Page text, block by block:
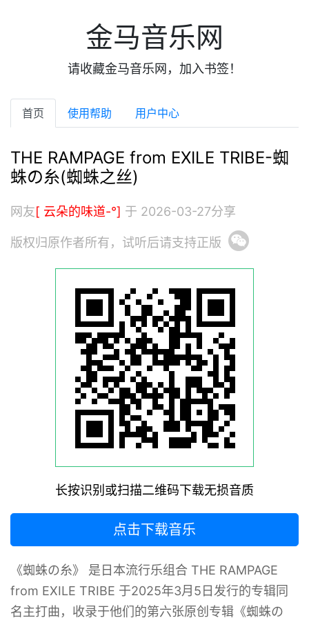
金马音乐网
请收藏金马音乐网，加入书签！
首页 使用帮助 用户中心
THE RAMPAGE from EXILE TRIBE-蜘
蛛の糸(蜘蛛之丝)
网友[ 云朵的味道-°] 于 2026-03-27分享
版权归原作者所有，试听后请支持正版
长按识别或扫描二维码下载无损音质
点击下载音乐
《蜘蛛の糸》 是日本流行乐组合 THE RAMPAGE
from EXILE TRIBE 于2025年3月5日发行的专辑同
名主打曲，收录于他们的第六张原创专辑《蜘蛛の